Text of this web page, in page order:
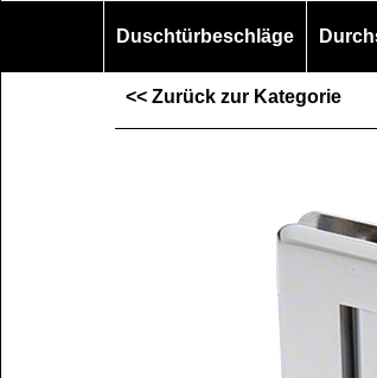
Duschtürbeschläge
<< Zurück zur Kategorie